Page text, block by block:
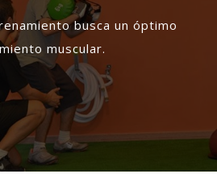
busca un óptimo
muscular.